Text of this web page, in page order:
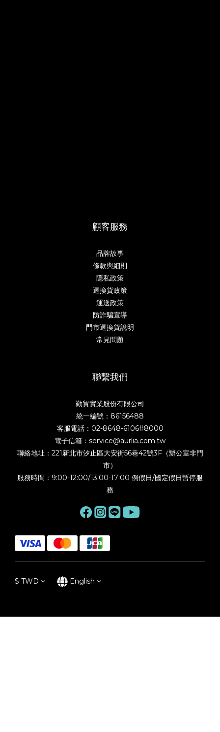
顧客服務
品牌故事
條款與細則
隱私政策
退換貨政策
運送政策
防詐騙宣導
門市退換貨說明
常見問題
聯繫我們
勤貿實業股份有限公司
統一編號：86156488
客服電話：02-8648-6106#8000
電子信箱：service@aurlia.com.tw
聯絡地址：221新北市汐止區大安街56巷42號3F（辦公室非門
市）
服務時間：9:00-12:00/13:00-17:00 例假日/國定假日暫停服
務
$ TWD English